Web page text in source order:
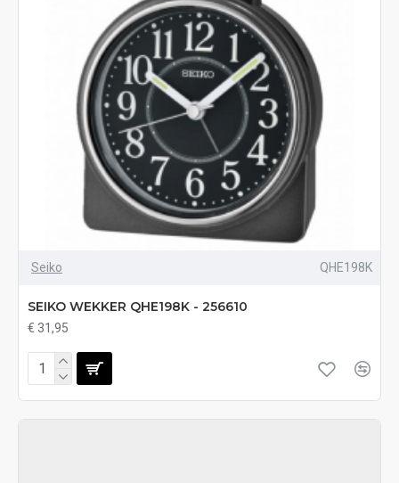
Seiko QHE198K
SEIKO WEKKER QHE198K - 256610
€ 31,95